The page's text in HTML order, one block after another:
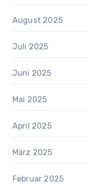
August 2025
Juli 2025
Juni 2025
Mai 2025
April 2025
März 2025
Februar 2025